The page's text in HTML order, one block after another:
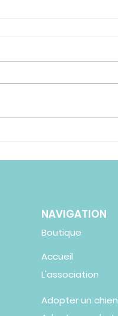
NAVIGATION
Boutique
Accueil
L'association
Adopter un chien